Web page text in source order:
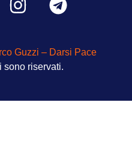
Guzzi – Darsi Pace
sono riservati.